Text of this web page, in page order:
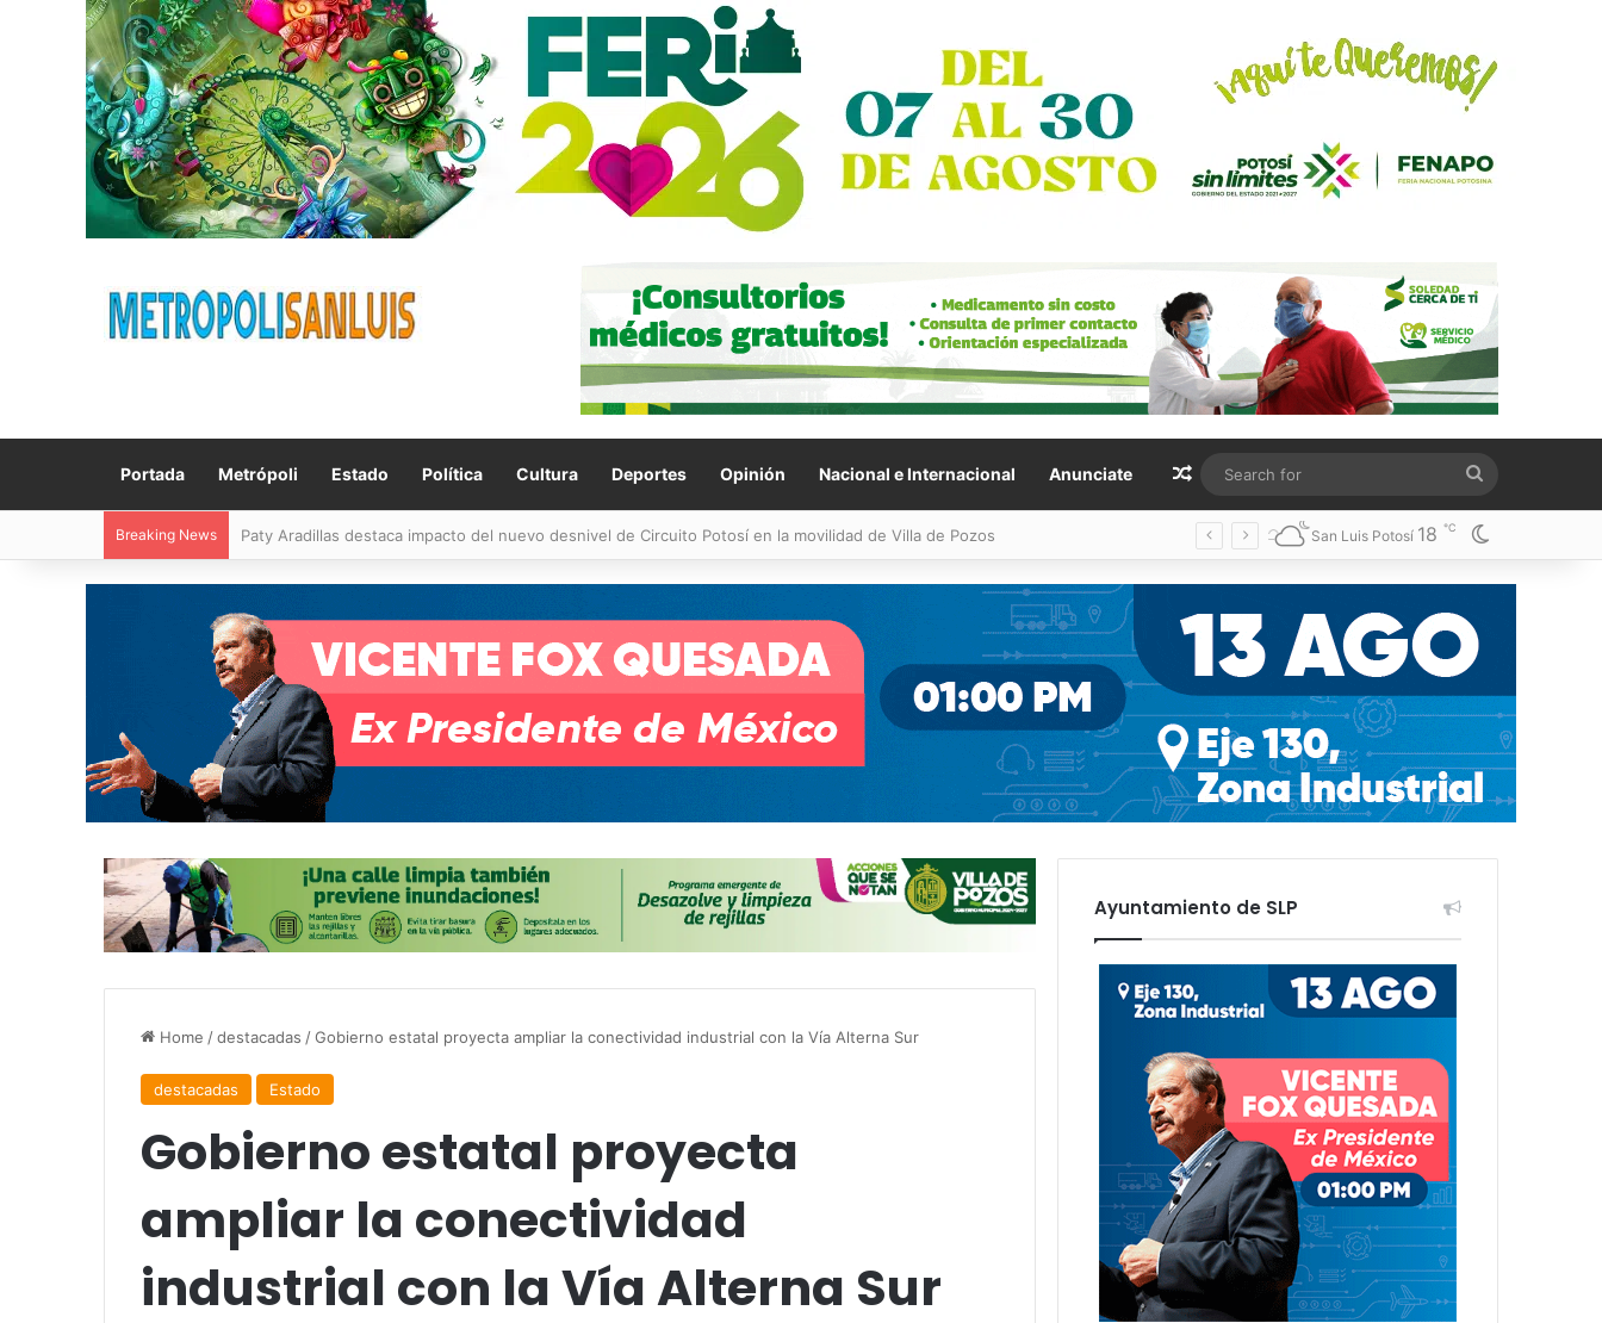
Portada Metrópoli Estado Política Cultura Deportes Opinión Nacional e Internacional Anunciate Random Article
for
Breaking News Villa de Pozos reporta reducción del 50 % en incendios forestales y de pastizales San Luis Potosí 18 ℃
Home /destacadas /Gobierno estatal proyecta ampliar la conectividad industrial con la Vía Alterna Sur
destacadas Estado
Gobierno estatal proyecta
ampliar la conectividad
industrial con la Vía Alterna Sur
Ayuntamiento de SLP